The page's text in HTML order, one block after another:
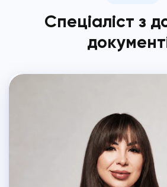
Спеціаліст з